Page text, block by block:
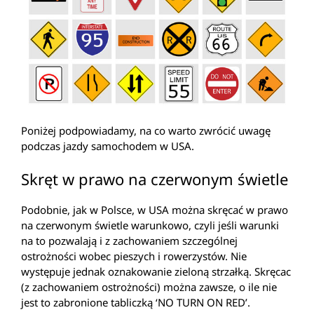
Poniżej podpowiadamy, na co warto zwrócić uwagę
podczas jazdy samochodem w USA.
Skręt w prawo na czerwonym świetle
Podobnie, jak w Polsce, w USA można skręcać w prawo
na czerwonym świetle warunkowo, czyli jeśli warunki
na to pozwalają i z zachowaniem szczególnej
ostrożności wobec pieszych i rowerzystów. Nie
występuje jednak oznakowanie zieloną strzałką. Skręcac
(z zachowaniem ostrożności) można zawsze, o ile nie
jest to zabronione tabliczką ‘NO TURN ON RED’.